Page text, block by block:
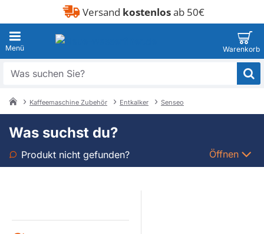
Versand kostenlosab 50€
Was
Sie?
Kaffeemaschine Zubehör Entkalker Senseo
Was suchst du?
Produkt nicht gefunden? Öffnen